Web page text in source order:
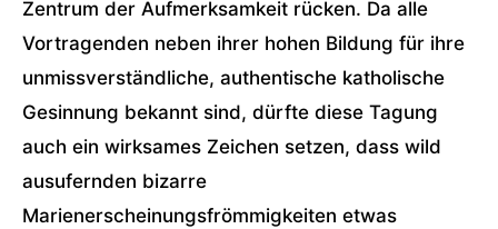
Zentrum der Aufmerksamkeit rücken. Da alle
Vortragenden neben ihrer hohen Bildung für ihre
unmissverständliche, authentische katholische
Gesinnung bekannt sind, dürfte diese Tagung
auch ein wirksames Zeichen setzen, dass wild
ausufernden bizarre
Marienerscheinungsfrömmigkeiten etwas